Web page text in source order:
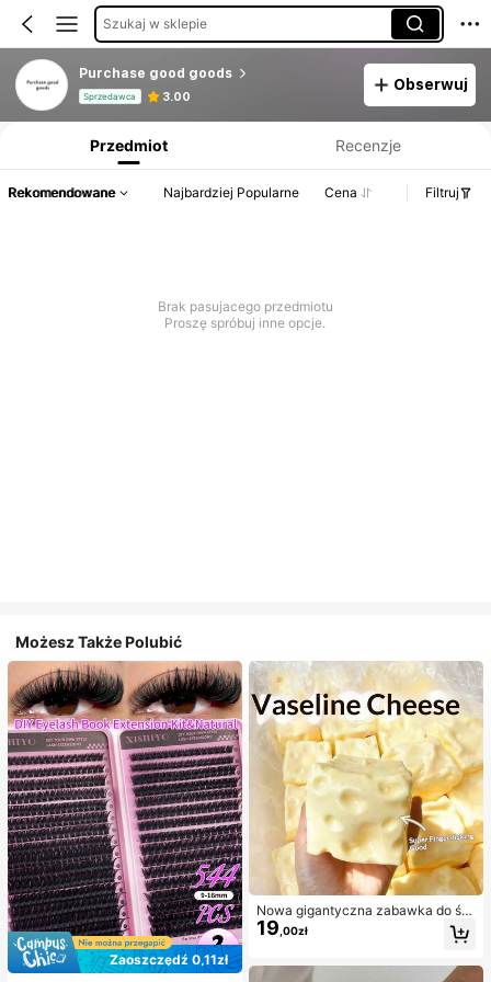
Szukaj w sklepie
Purchase good goods
Sprzedawca 3.00
Obserwuj
Informacje o produkcie: Ujawnienie ceny, dane dotyczące sprzedaży i stanu magazynowego.
Przedmiot Recenzje
Rekomendowane Najbardziej Popularne Cena Filtruj
Brak pasujacego przedmiotu
Proszę spróbuj inne opcje.
Możesz Także Polubić
Zaoszczędź 0,11zł
Nowa gigantyczna zabawka do ści
skania w kształcie sera z nadzienie
m, kwadratowa piłka serowa do ści
a, powolne odbijanie, obudowa z T
19,00zł